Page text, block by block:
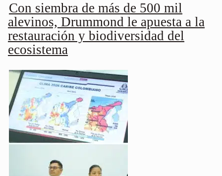
Con siembra de más de 500 mil
alevinos, Drummond le apuesta a la
restauración y biodiversidad del
ecosistema